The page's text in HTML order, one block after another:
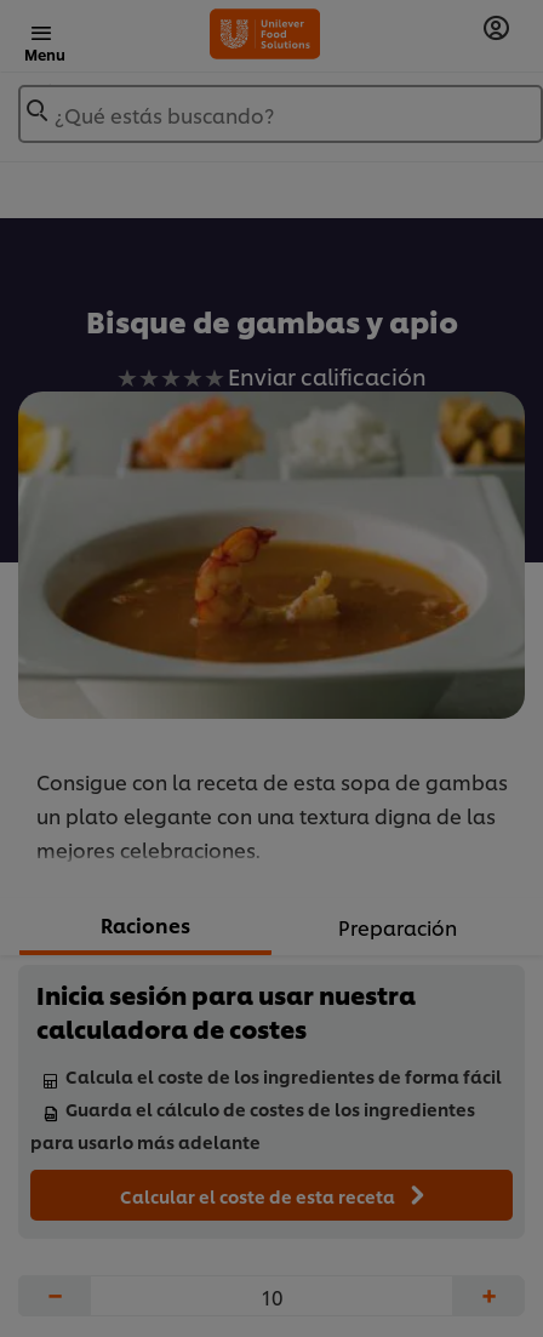
Menu
¿Qué estás buscando?
Bisque de gambas y apio
No
enviado
para
recipe
Enviar calificación
Consigue con la receta de esta sopa de gambas
un plato elegante con una textura digna de las
mejores celebraciones.
Raciones Preparación
Inicia sesión para usar nuestra
calculadora de costes
Calcula el coste de los ingredientes de forma fácil
Guarda el cálculo de costes de los ingredientes
para usarlo más adelante
Calcular el coste de esta receta
− +